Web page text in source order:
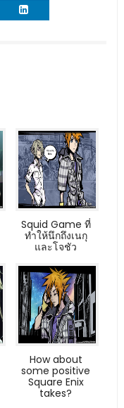
Squid Game ที่
ทำให้นึกถึงเนกุ
และโจชัว
How about
some positive
Square Enix
takes?